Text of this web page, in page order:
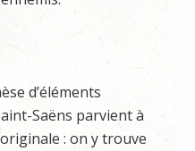
d’éléments
Saëns parvient à
: on y trouve